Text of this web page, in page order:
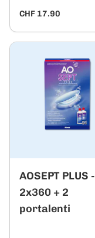
CHF 17.90
AOSEPT PLUS -
2x360 + 2
portalenti